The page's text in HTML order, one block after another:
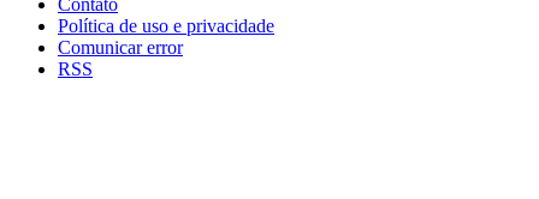
Contato
Política de uso e privacidade
Comunicar error
RSS